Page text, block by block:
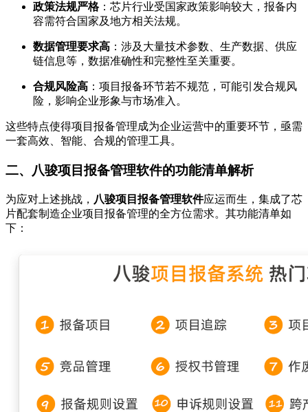
政策法规严格：芯片行业受国家政策影响较大，报备内
容需符合国家及地方相关法规。
数据管理要求高 ：涉及大量技术参数、生产数据、供应
链信息等，数据准确性和完整性至关重要。
合规风险高 ：项目报备环节若不规范，可能引发合规风
险，影响企业形象与市场准入。
这些特点使得项目报备管理成为企业运营中的重要环节，亟需
一套高效、智能、合规的管理工具。
二、八骏项目报备管理软件的功能清单解析
为应对上述挑战， 八骏项目报备管理软件应运而生，集成了芯
片配套制造企业项目报备管理的全方位需求。其功能清单如
下：